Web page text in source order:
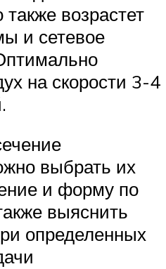
возрастет
и сетевое
на скорости 3-4
выбрать их
и форму по
выяснить
определенных